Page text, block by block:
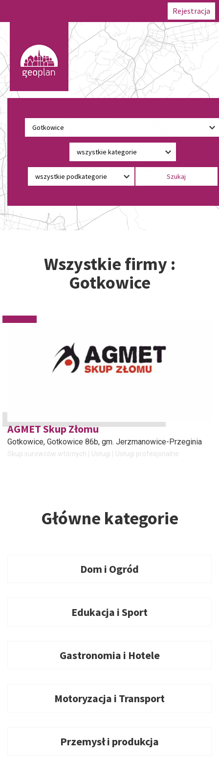
Rejestracja
Wszystkie firmy :
Gotkowice
AGMET Skup Złomu
Gotkowice, Gotkowice 86b, gm. Jerzmanowice-Przeginia
Skup surowców wtórnych Usługi Usługi profesjonalne
Główne kategorie
Dom i Ogród
Edukacja i Sport
Gastronomia i Hotele
Motoryzacja i Transport
Przemysł i produkcja